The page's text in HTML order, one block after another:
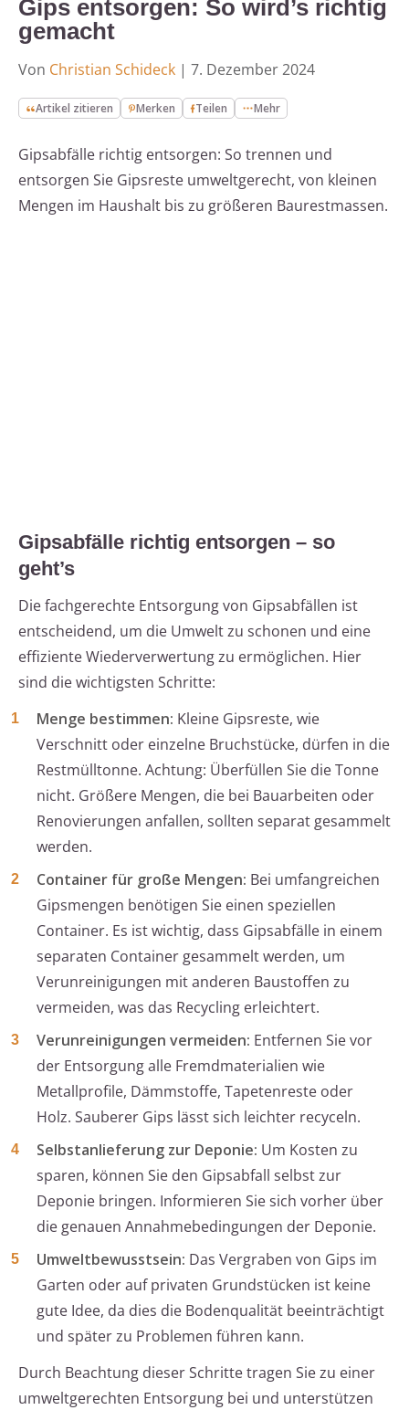
Gips entsorgen: So wird’s richtig
gemacht
Von Christian Schideck | 7. Dezember 2024
Artikel zitieren Merken Teilen Mehr
Gipsabfälle richtig entsorgen: So trennen und
entsorgen Sie Gipsreste umweltgerecht, von kleinen
Mengen im Haushalt bis zu größeren Baurestmassen.
Gipsabfälle richtig entsorgen – so
geht’s
Die fachgerechte Entsorgung von Gipsabfällen ist
entscheidend, um die Umwelt zu schonen und eine
effiziente Wiederverwertung zu ermöglichen. Hier
sind die wichtigsten Schritte:
Menge bestimmen: Kleine Gipsreste, wie
Verschnitt oder einzelne Bruchstücke, dürfen in die
Restmülltonne. Achtung: Überfüllen Sie die Tonne
nicht. Größere Mengen, die bei Bauarbeiten oder
Renovierungen anfallen, sollten separat gesammelt
werden.
Container für große Mengen: Bei umfangreichen
Gipsmengen benötigen Sie einen speziellen
Container. Es ist wichtig, dass Gipsabfälle in einem
separaten Container gesammelt werden, um
Verunreinigungen mit anderen Baustoffen zu
vermeiden, was das Recycling erleichtert.
Verunreinigungen vermeiden: Entfernen Sie vor
der Entsorgung alle Fremdmaterialien wie
Metallprofile, Dämmstoffe, Tapetenreste oder
Holz. Sauberer Gips lässt sich leichter recyceln.
Selbstanlieferung zur Deponie: Um Kosten zu
sparen, können Sie den Gipsabfall selbst zur
Deponie bringen. Informieren Sie sich vorher über
die genauen Annahmebedingungen der Deponie.
Umweltbewusstsein: Das Vergraben von Gips im
Garten oder auf privaten Grundstücken ist keine
gute Idee, da dies die Bodenqualität beeinträchtigt
und später zu Problemen führen kann.
Durch Beachtung dieser Schritte tragen Sie zu einer
umweltgerechten Entsorgung bei und unterstützen